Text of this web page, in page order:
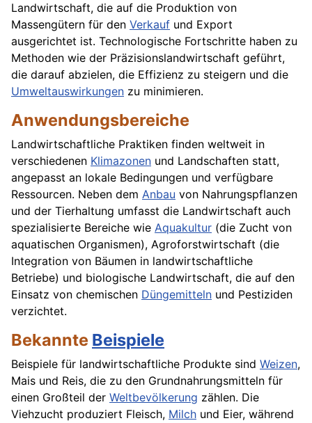
Landwirtschaft, die auf die Produktion von
Massengütern für den Verkauf und Export
ausgerichtet ist. Technologische Fortschritte haben zu
Methoden wie der Präzisionslandwirtschaft geführt,
die darauf abzielen, die Effizienz zu steigern und die
Umweltauswirkungen zu minimieren.
Anwendungsbereiche
Landwirtschaftliche Praktiken finden weltweit in
verschiedenen Klimazonen und Landschaften statt,
angepasst an lokale Bedingungen und verfügbare
Ressourcen. Neben dem Anbau von Nahrungspflanzen
und der Tierhaltung umfasst die Landwirtschaft auch
spezialisierte Bereiche wie Aquakultur (die Zucht von
aquatischen Organismen), Agroforstwirtschaft (die
Integration von Bäumen in landwirtschaftliche
Betriebe) und biologische Landwirtschaft, die auf den
Einsatz von chemischen Düngemitteln und Pestiziden
verzichtet.
Bekannte Beispiele
Beispiele für landwirtschaftliche Produkte sind Weizen,
Mais und Reis, die zu den Grundnahrungsmitteln für
einen Großteil der Weltbevölkerung zählen. Die
Viehzucht produziert Fleisch, Milch und Eier, während